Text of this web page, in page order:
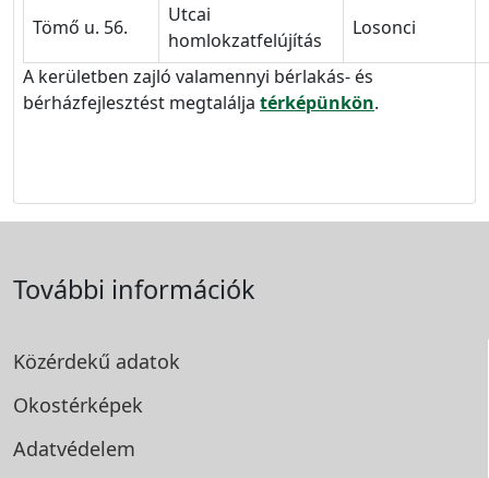
Tömő u. 56.
Utcai
homlokzatfelújítás
Losonci
A kerületben zajló valamennyi bérlakás- és
bérházfejlesztést megtalálja térképünkön.
További információk
Közérdekű adatok
Okostérképek
Adatvédelem